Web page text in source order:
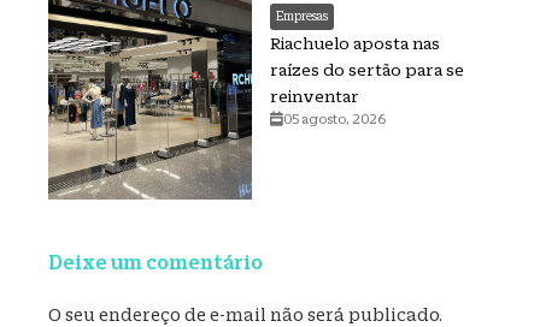
Empresas
Riachuelo aposta nas
raízes do sertão para se
reinventar
05 agosto, 2026
Deixe um comentário
O seu endereço de e-mail não será publicado.